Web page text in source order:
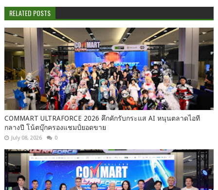
RELATED POSTS
COMMART ULTRAFORCE 2026 คึกคักรับกระแส AI หนุนตลาดไอที
กลางปี โน้ตบุ๊กครองแชมป์ยอดขาย
July 08, 2026 0